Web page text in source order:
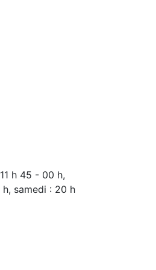
h 45 - 00 h,
samedi : 20 h